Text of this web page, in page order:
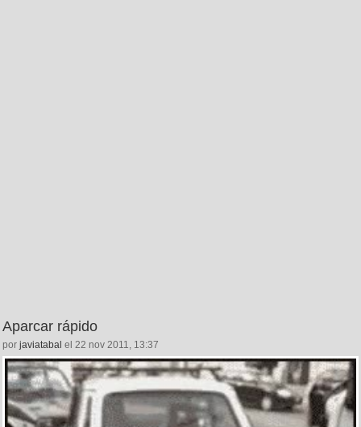
Aparcar rápido
por javiatabal el 22 nov 2011, 13:37